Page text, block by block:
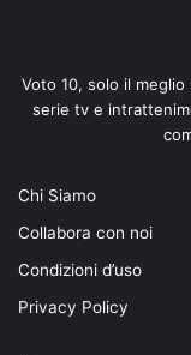
Voto 10, solo il
serie tv e
Chi Siamo
Collabora con noi
Condizioni d’uso
Privacy Policy